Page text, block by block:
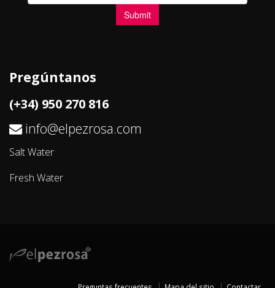
Pregúntanos
(+34) 950 270 816
info@elpezrosa.com
Salt Water
Fresh Water